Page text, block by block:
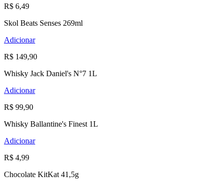
R$ 6,49
Skol Beats Senses 269ml
Adicionar
R$ 149,90
Whisky Jack Daniel's N°7 1L
Adicionar
R$ 99,90
Whisky Ballantine's Finest 1L
Adicionar
R$ 4,99
Chocolate KitKat 41,5g